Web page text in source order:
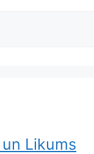
Likums